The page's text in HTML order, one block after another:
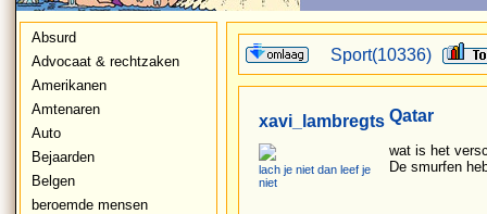
Absurd
Advocaat & rechtzaken
Amerikanen
Amtenaren
Auto
Bejaarden
Belgen
beroemde mensen
Sport(10336)
xavi_lambregts
lach je niet dan leef je
niet
Qatar
wat is het
De smurfen